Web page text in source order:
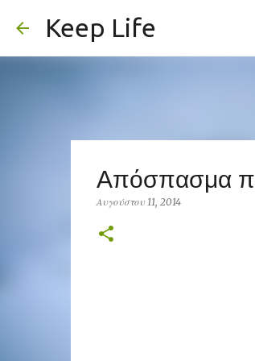
Keep Life
Απόσπασμα
Αυγούστου 11, 2014